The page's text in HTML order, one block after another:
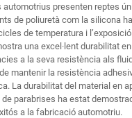
automotrius presenten reptes
de poliuretà com la silicona
de temperatura i
una excel·lent durabilitat
a la seva resistència als
mantenir la resistència
La durabilitat del material en
de parabrises ha estat
a la fabricació automotriu.